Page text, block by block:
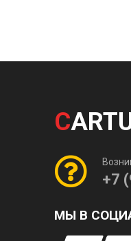
C
+7
МЫ В